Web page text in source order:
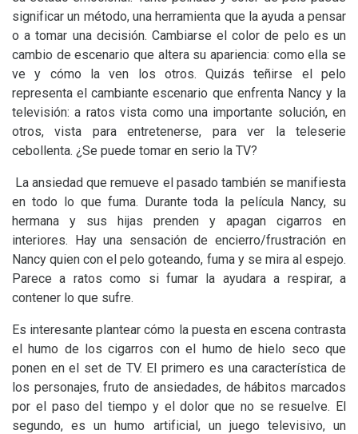
significar un método, una herramienta que la ayuda a pensar
o a tomar una decisión. Cambiarse el color de pelo es un
cambio de escenario que altera su apariencia: como ella se
ve y cómo la ven los otros. Quizás teñirse el pelo
representa el cambiante escenario que enfrenta Nancy y la
televisión: a ratos vista como una importante solución, en
otros, vista para entretenerse, para ver la teleserie
cebollenta. ¿Se puede tomar en serio la TV?
La ansiedad que remueve el pasado también se manifiesta
en todo lo que fuma. Durante toda la película Nancy, su
hermana y sus hijas prenden y apagan cigarros en
interiores. Hay una sensación de encierro/frustración en
Nancy quien con el pelo goteando, fuma y se mira al espejo.
Parece a ratos como si fumar la ayudara a respirar, a
contener lo que sufre.
Es interesante plantear cómo la puesta en escena contrasta
el humo de los cigarros con el humo de hielo seco que
ponen en el set de TV. El primero es una característica de
los personajes, fruto de ansiedades, de hábitos marcados
por el paso del tiempo y el dolor que no se resuelve. El
segundo, es un humo artificial, un juego televisivo, un